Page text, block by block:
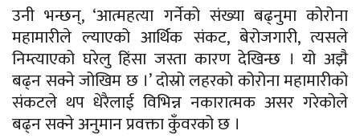
उनी भन्छन्, ‘आत्महत्या गर्नेको संख्या बढ्नुमा कोरोना
महामारीले ल्याएको आर्थिक संकट, बेरोजगारी, त्यसले
निम्त्याएको घरेलु हिंसा जस्ता कारण देखिन्छ । यो अझै
बढ्न सक्ने जोखिम छ ।’ दोस्रो लहरको कोरोना महामारीको
संकटले थप धेरैलाई विभिन्न नकारात्मक असर गरेकोले
बढ्न सक्ने अनुमान प्रवक्ता कुँवरको छ ।